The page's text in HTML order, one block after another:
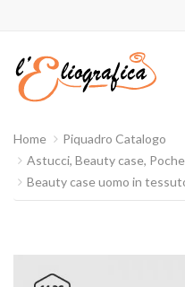
Home
Piquadro Catalogo
Astucci, Beauty case,
Beauty case uomo in